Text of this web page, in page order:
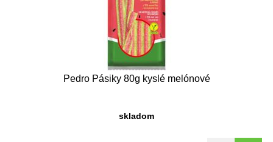
Pedro Pásiky 80g kyslé melónové
skladom